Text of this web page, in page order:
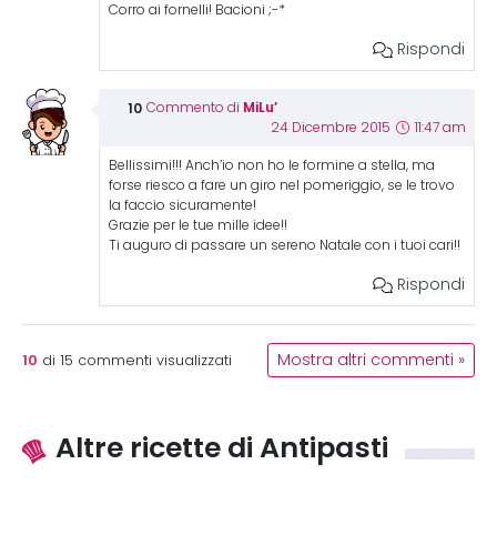
Corro ai fornelli! Bacioni ;-*
Rispondi
Commento di MiLu’
24 Dicembre 2015 11:47 am
Bellissimi!!! Anch’io non ho le formine a stella, ma
forse riesco a fare un giro nel pomeriggio, se le trovo
la faccio sicuramente!
Grazie per le tue mille idee!!
Ti auguro di passare un sereno Natale con i tuoi cari!!
Rispondi
10 di 15 commenti visualizzati Mostra altri commenti »
Altre ricette di Antipasti